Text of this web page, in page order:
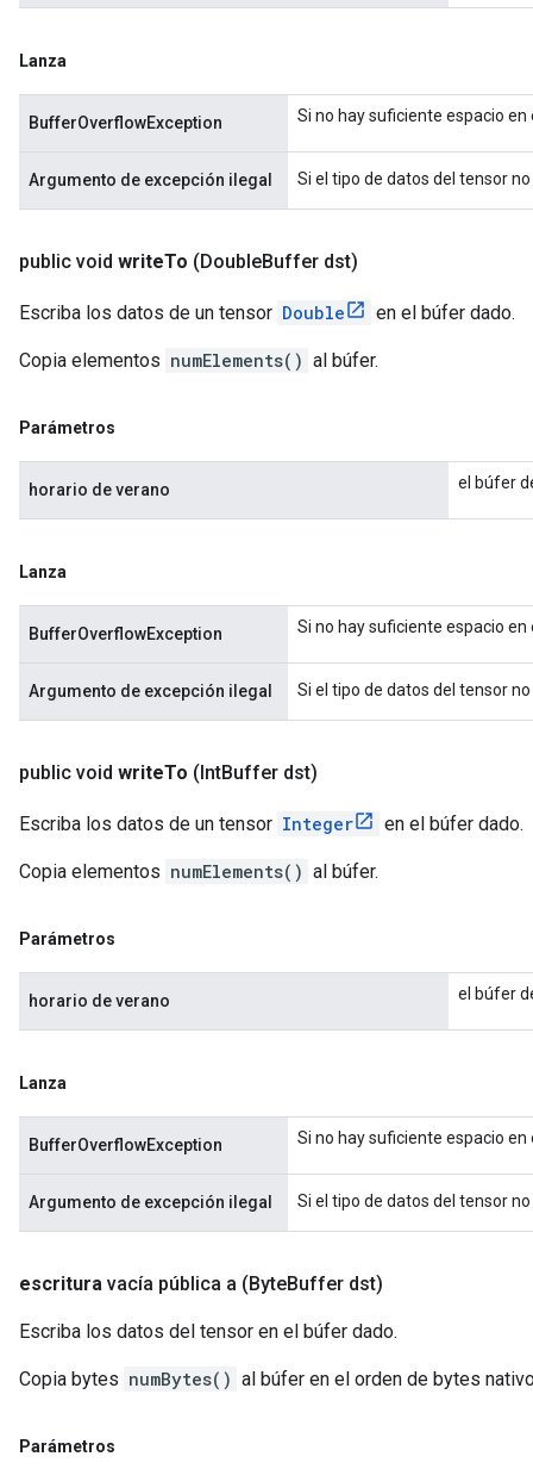
Lanza
BufferOverflowException Si no hay suficiente espacio
Argumento de excepción ilegal Si el tipo de datos del tensor
public void writeTo (DoubleBuffer dst)
Escriba los datos de un tensor Double en el búfer dado.
Copia elementos numElements() al búfer.
Parámetros
horario de verano el búfer
Lanza
BufferOverflowException Si no hay suficiente espacio
Argumento de excepción ilegal Si el tipo de datos del tensor
public void writeTo (IntBuffer dst)
Escriba los datos de un tensor Integer en el búfer dado.
Copia elementos numElements() al búfer.
Parámetros
horario de verano el búfer
Lanza
BufferOverflowException Si no hay suficiente espacio
Argumento de excepción ilegal Si el tipo de datos del tensor
escritura vacía pública a (ByteBuffer dst)
Escriba los datos del tensor en el búfer dado.
Copia bytes numBytes() al búfer en el orden de bytes
Parámetros